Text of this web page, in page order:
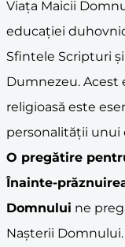
Viața Maicii
educației
Sfintele Scripturi
Dumnezeu. Acest
religioasă este
personalității unui
O pregătire
Înainte-
Domnului ne
Nașterii